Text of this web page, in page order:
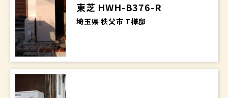
東芝 HWH-B376-R
埼玉県 秩父市 T様邸